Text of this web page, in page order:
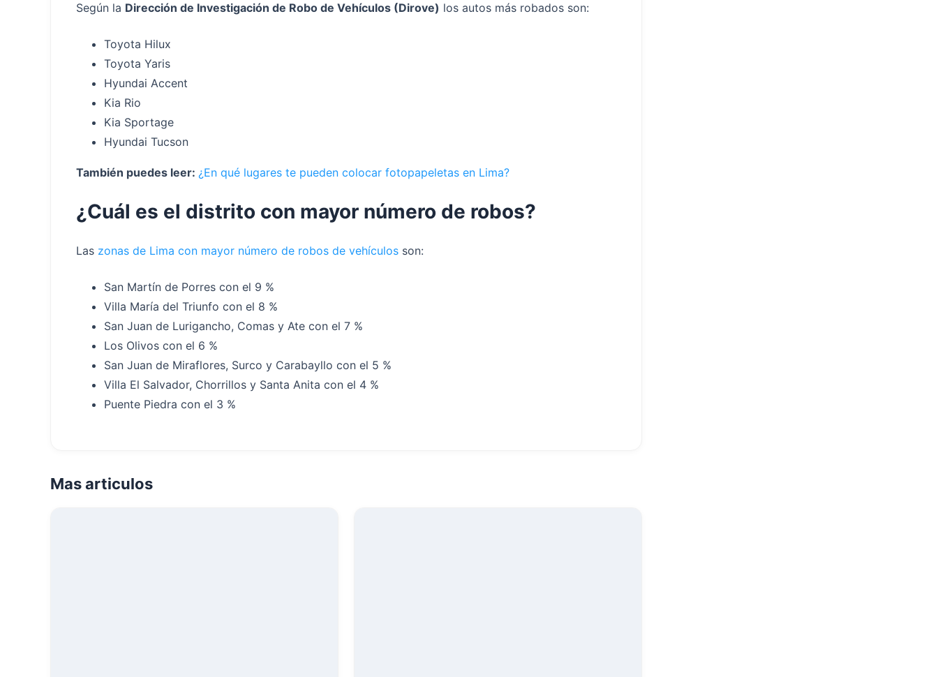
Según la Dirección de Investigación de Robo de Vehículos (Dirove) los autos más robados son:
Toyota Hilux
Toyota Yaris
Hyundai Accent
Kia Rio
Kia Sportage
Hyundai Tucson
También puedes leer: ¿En qué lugares te pueden colocar fotopapeletas en Lima?
¿Cuál es el distrito con mayor número de robos?
Las zonas de Lima con mayor número de robos de vehículos son:
San Martín de Porres con el 9 %
Villa María del Triunfo con el 8 %
San Juan de Lurigancho, Comas y Ate con el 7 %
Los Olivos con el 6 %
San Juan de Miraflores, Surco y Carabayllo con el 5 %
Villa El Salvador, Chorrillos y Santa Anita con el 4 %
Puente Piedra con el 3 %
Mas articulos